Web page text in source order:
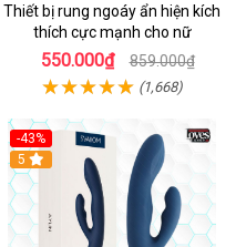
Thiết bị rung ngoáy ẩn hiện kích
thích cực mạnh cho nữ
550.000₫ 859.000₫
(1,668)
-43%
Hot
5